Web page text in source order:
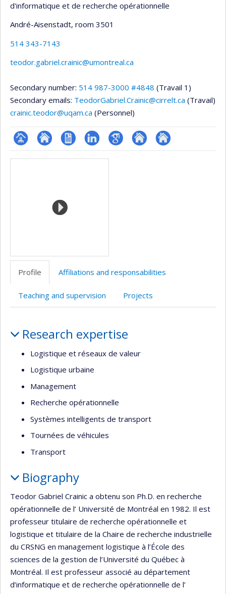
d'informatique et de recherche opérationnelle
André-Aisenstadt, room 3501
514 343-7143
teodor.gabriel.crainic@umontreal.ca
Secondary number: 514 987-3000 #4848 (Travail 1)
Secondary emails: TeodorGabriel.Crainic@cirrelt.ca (Travail)
crainic.teodor@uqam.ca (Personnel)
Page Site
recherche
CV LinkedInGoogleAutre Autre
Media
Profile Affiliations and responsabilities
Teaching and supervision Projects
Research expertise
Logistique et réseaux de valeur
Logistique urbaine
Management
Recherche opérationnelle
Systèmes intelligents de transport
Tournées de véhicules
Transport
Biography
Teodor Gabriel Crainic a obtenu son Ph.D. en recherche
opérationnelle de l’ Université de Montréal en 1982. Il est
professeur titulaire de recherche opérationnelle et
logistique et titulaire de la Chaire de recherche industrielle
du CRSNG en management logistique à l’École des
sciences de la gestion de l’Université du Québec à
Montréal. Il est professeur associé au département
d’informatique et de recherche opérationnelle de l’